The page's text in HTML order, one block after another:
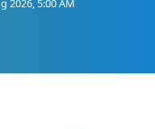
2026, 5:00 AM